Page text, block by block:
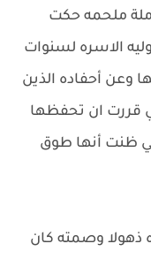
ملحمه حكت
الاسره لسنوات
وعن أحفاده الذين
قررت ان تحفظها
ظنت أنها طوق
ذهولا وصمته كان